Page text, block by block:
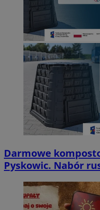
Darmowe
Pyskowic. Nabór